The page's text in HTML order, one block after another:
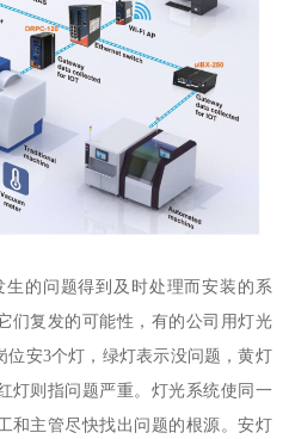
的问题得到及时处理而安装的系
们复发的可能性，有的公司用灯光
位安3个灯，绿灯表示没问题，黄灯
灯则指问题严重。灯光系统使同一
和主管尽快找出问题的根源。安灯